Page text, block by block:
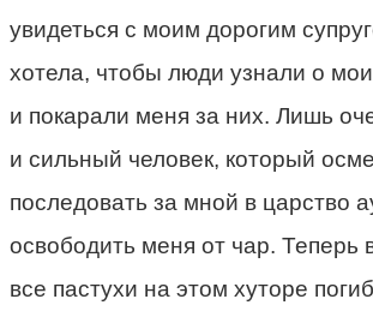
увидеться с моим дорогим
хотела, чтобы люди узнали о
и покарали меня за них. Лишь
и сильный человек, который
последовать за мной в царство
освободить меня от чар. Теперь
все пастухи на этом хуторе